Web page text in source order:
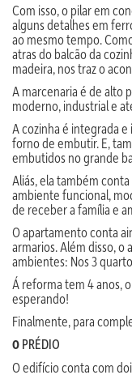
Com isso, o pilar em
alguns detalhes em
ao mesmo tempo.
atras do balcão da
madeira, nos traz o
A marcenaria é de alto
moderno, industrial e
A cozinha é integrada
forno de embutir. E,
embutidos no grande
Aliás, ela também
ambiente funcional,
de receber a família e
O apartamento conta
armarios. Além disso,
ambientes: Nos 3
Á reforma tem 4 anos,
esperando!
Finalmente, para
O PRÉDIO
O edifício conta com